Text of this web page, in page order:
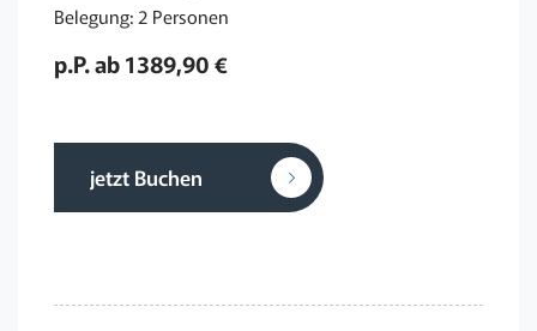
Belegung: 2 Personen
p.P. ab 1389,90 €
jetzt Buchen